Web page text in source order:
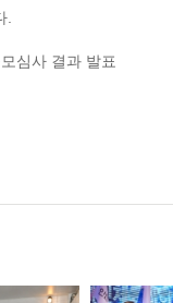
.
심사 결과 발표